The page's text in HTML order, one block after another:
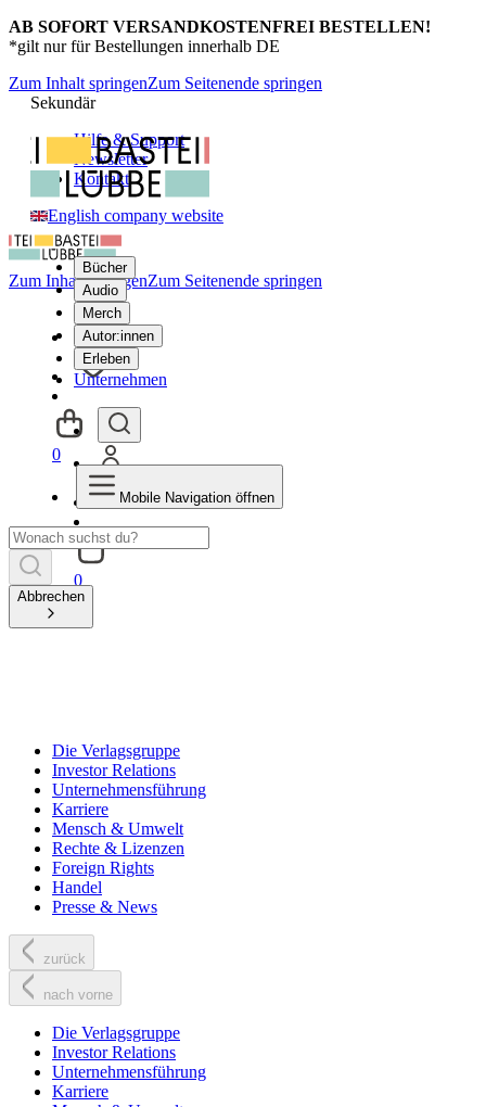
AB SOFORT VERSANDKOSTENFREI BESTELLEN!
*gilt nur für Bestellungen innerhalb DE
Zum Inhalt springenZum Seitenende springen
Sekundär
Hilfe & Support
Newsletter
Kontakt
English company website
Bücher
Audio
Merch
Autor:innen
Erleben
Unternehmen
0
Zum Inhalt springenZum Seitenende springen
0
Mobile Navigation öffnen
Abbrechen
Die Verlagsgruppe
Investor Relations
Unternehmensführung
Karriere
Mensch & Umwelt
Rechte & Lizenzen
Foreign Rights
Handel
Presse & News
zurück
nach vorne
Die Verlagsgruppe
Investor Relations
Unternehmensführung
Karriere